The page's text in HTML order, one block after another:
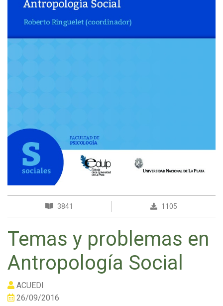
3841 1105
Temas y problemas en
Antropología Social
ACUEDI
26/09/2016